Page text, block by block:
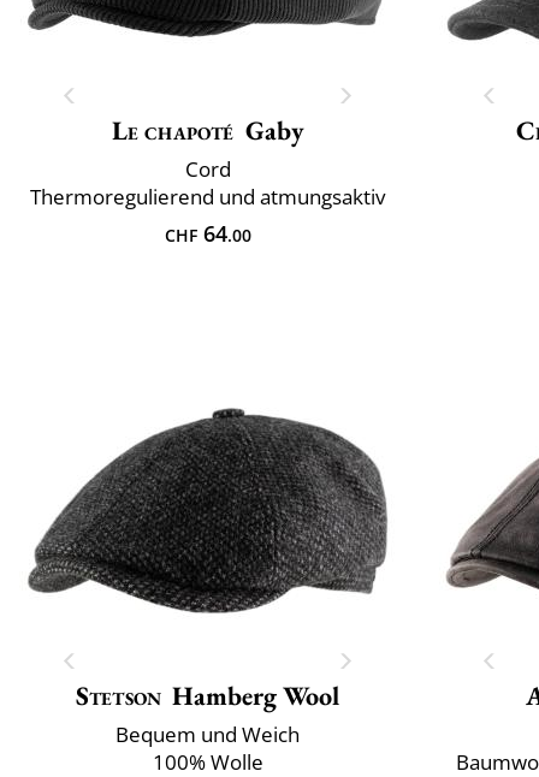
Le chapoté Gaby
Cord
Thermoregulierend und atmungsaktiv
CHF64.00
Stetson Hamberg Wool
Bequem und Weich
100% Wolle